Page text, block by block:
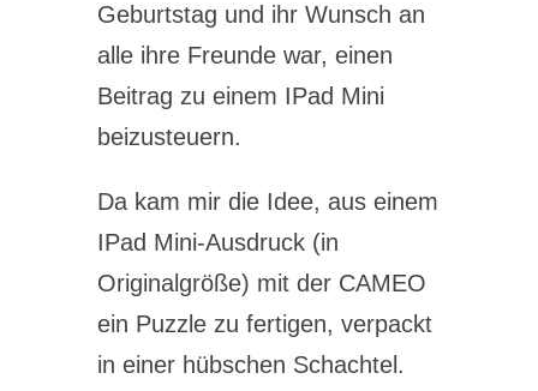
Geburtstag und ihr Wunsch an
alle ihre Freunde war, einen
Beitrag zu einem IPad Mini
beizusteuern.
Da kam mir die Idee, aus einem
IPad Mini-Ausdruck (in
Originalgröße) mit der CAMEO
ein Puzzle zu fertigen, verpackt
in einer hübschen Schachtel.